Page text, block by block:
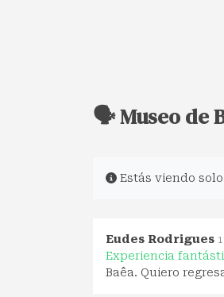
🗣️ Museo de
Estás viendo
Eudes Rodrigues
Experiencia
Baêa. Quiero